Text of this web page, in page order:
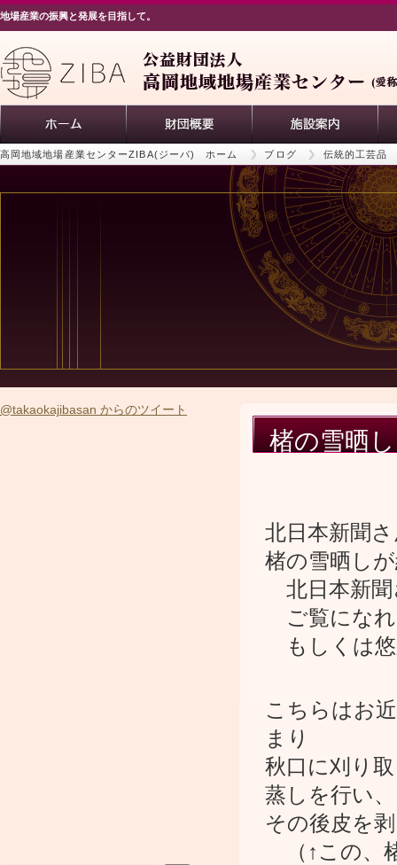
地場産業の振興と発展を目指して。
高岡地域地場産業センターZIBA(ジーバ) ホーム ブログ 伝統的工芸品
楮の雪晒し
北日本新聞
楮の雪晒し
北日本新聞
ご覧になれ
もしくは
こちらはお
まり
秋口に刈り
蒸しを行い、
その後皮を
（↑この、
@takaokajibasan からのツイート